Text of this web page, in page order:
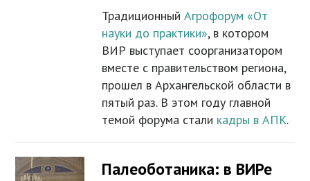
ТрадиционныйАгрофорум «От
науки до практики», в котором
ВИР выступает соорганизатором
вместе с правительством региона,
прошел в Архангельской области в
пятый раз. В этом году главной
темой форума стали кадры в АПК.
Палеоботаника: в ВИРе